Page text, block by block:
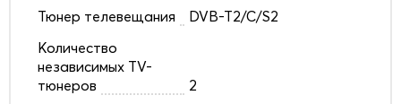
Тюнер телевещания
DVB-T2/C/S2
Количество
независимых TV-
тюнеров
2